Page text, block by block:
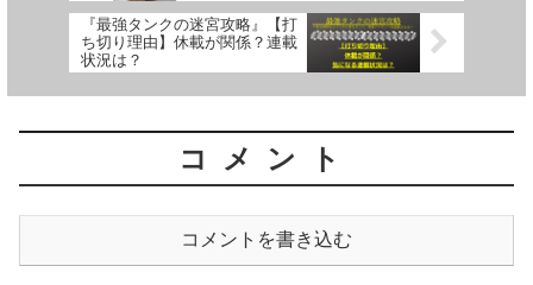
『最強タンクの迷宮攻略』【打
ち切り理由】休載が関係？連載
状況は？
コメント
コメントを書き込む